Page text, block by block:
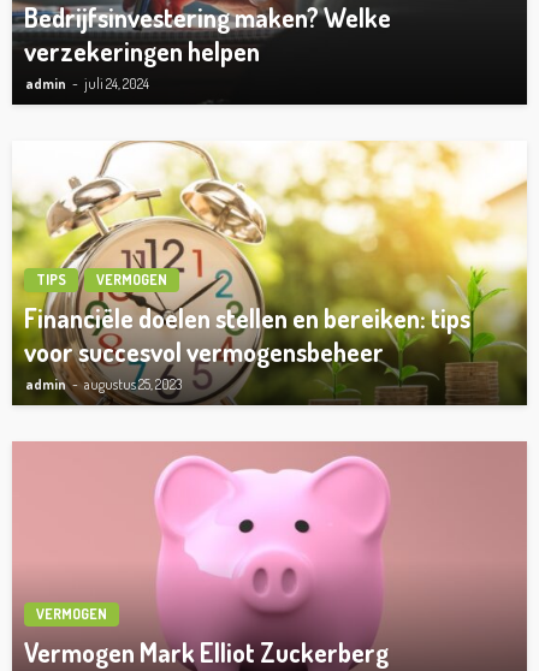
Bedrijfsinvestering maken? Welke
verzekeringen helpen
admin juli 24, 2024
TIPS VERMOGEN
Financiële doelen stellen en bereiken: tips
voor succesvol vermogensbeheer
admin augustus 25, 2023
VERMOGEN
Vermogen Mark Elliot Zuckerberg